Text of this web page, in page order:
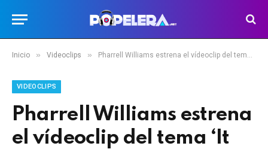
Inicio » Videoclips » Pharrell Williams estrena el vídeoclip del tema ‘It Girl’
VIDEOCLIPS
Pharrell Williams estrena
el vídeoclip del tema ‘It